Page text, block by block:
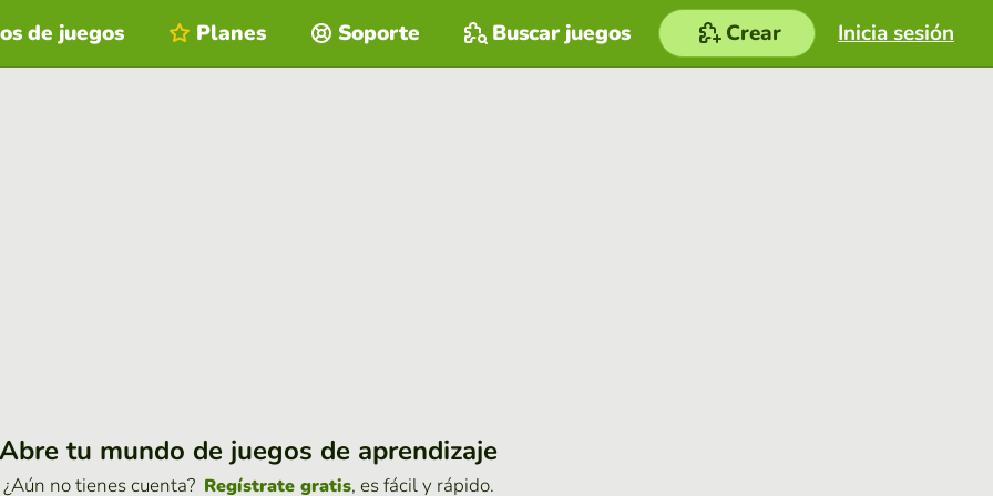
Inicia sesión
de juegos Planes Soporte Buscar juegos Crear
Abre tu mundo de juegos de aprendizaje
¿Aún no tienes cuenta? Regístrate gratis, es fácil y rápido.